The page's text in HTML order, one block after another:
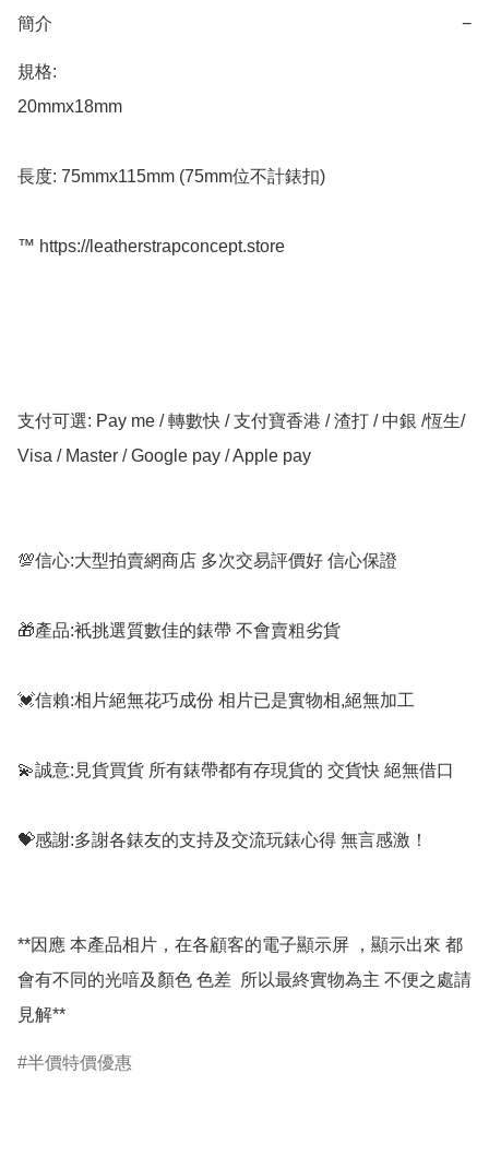
簡介 −
規格:
20mmx18mm
長度: 75mmx115mm (75mm位不計錶扣)
™️ https://leatherstrapconcept.store
支付可選: Pay me / 轉數快 / 支付寶香港 / 渣打 / 中銀 /恆生/
Visa / Master / Google pay / Apple pay
💯信心:大型拍賣網商店 多次交易評價好 信心保證
🎁產品:衹挑選質數佳的錶帶 不會賣粗劣貨
💓信賴:相片絕無花巧成份 相片已是實物相,絕無加工
💫誠意:見貨買貨 所有錶帶都有存現貨的 交貨快 絕無借口
💝感謝:多謝各錶友的支持及交流玩錶心得 無言感激！
**因應 本產品相片，在各顧客的電子顯示屏 ，顯示出來 都
會有不同的光喑及顏色 色差  所以最終實物為主 不便之處請
見解**
半價特價優惠